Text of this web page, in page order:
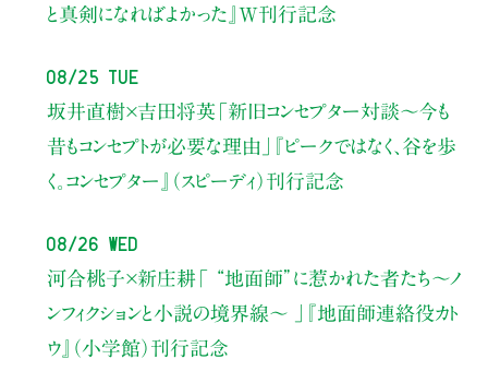
と真剣になればよかった』W刊行記念
08/25 Tue
坂井直樹×吉田将英「新旧コンセプター対談～今も
昔もコンセプトが必要な理由」
『ピークではなく、谷を歩
く。コンセプター』（スピーディ）刊行記念
08/26 Wed
河合桃子×新庄耕「 “地面師”に惹かれた者たち〜ノ
ンフィクションと小説の境界線〜 」
『地面師連絡役カト
ウ』（小学館）刊行記念